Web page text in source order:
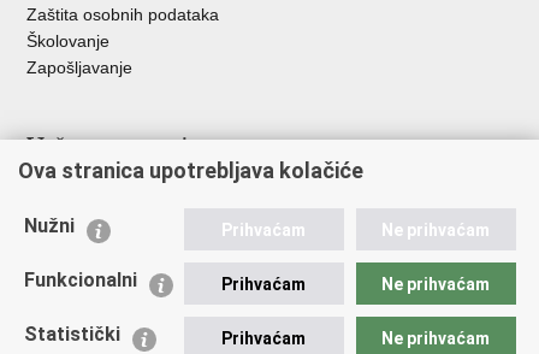
Zaštita osobnih podataka
Školovanje
Zapošljavanje
Važne poveznice
Ministarstvo unutarnjih poslova
Udruge
Policijska akademija
Zaklada policijske solidarnosti
Ova stranica upotrebljava kolačiće
Nužni Prihvaćam Ne prihvaćam
Funkcionalni Prihvaćam Ne prihvaćam
Statistički Prihvaćam Ne prihvaćam